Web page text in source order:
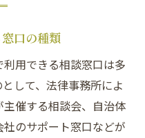
口の種類
用できる相談窓口は多
して、法律事務所によ
催する相談会、自治体
のサポート窓口などが